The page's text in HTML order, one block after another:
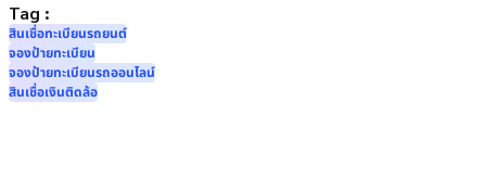
Tag :
สินเชื่อทะเบียนรถยนต์
จองป้ายทะเบียน
จองป้ายทะเบียนรถออนไลน์
สินเชื่อเงินติดล้อ